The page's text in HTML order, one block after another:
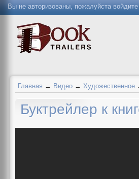
Вы не авторизованы, пожалуйста
Главная → Видео → Художественное
Буктрейлер к